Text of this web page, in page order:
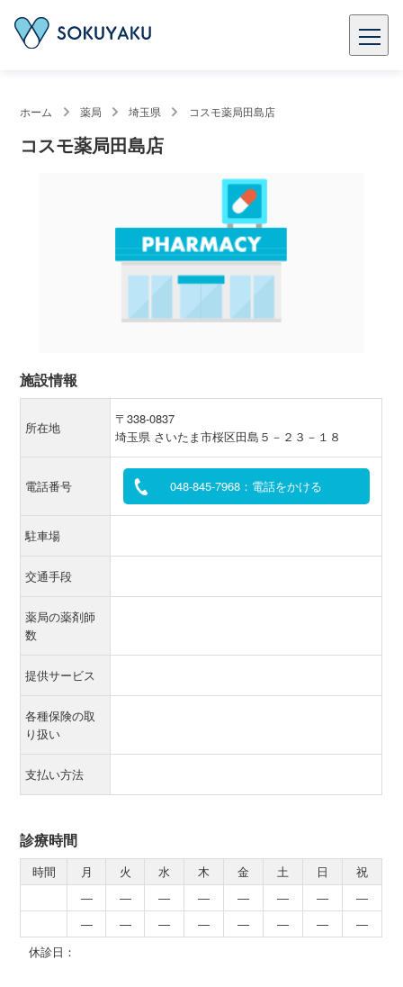
ホーム 薬局 埼玉県 コスモ薬局田島店
コスモ薬局田島店
施設情報
所在地
〒338-0837
埼玉県 さいたま市桜区田島５－２３－１８
電話番号 048-845-7968：電話をかける
駐車場
交通手段
薬局の薬剤師
数
提供サービス
各種保険の取
り扱い
支払い方法
診療時間
時間 月 火 水 木 金 土 日
祝
―
― ― ― ― ― ―
―
―
― ― ― ― ― ―
―
休診日：